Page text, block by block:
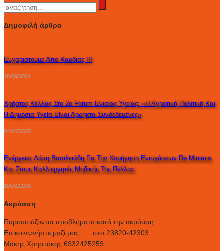
Δημοφιλή άρθρα
Ευχαριστούμε Απο Καρδιας !!!
18/09/2022
Χρήστος Κέλλας Στο 2ο Forum Ενιαίας Υγείας: «Η Αγροτική Πολιτική Και
Η Δημόσια Υγεία Είναι Άρρηκτα Συνδεδεμένες»
04/06/2025
Ενέργειες Λάκη Βασιλειάδη Για Την Χορήγηση Ενισχύσεων De Minimis
Και Στους Καλλιεργητές Μηδικής Της Πέλλας
10/06/2026
Ακρόαση
Παρουσιάζονται προβλήματα κατά την ακρόαση;
Επικοινωνήστε μαζί μας...... στο 23820-42303
Μάκης Χρηστάκης 6932425259